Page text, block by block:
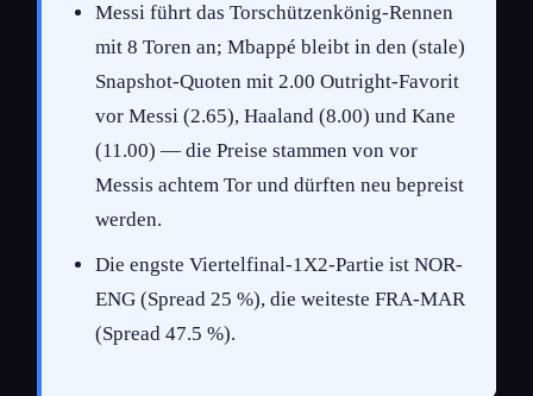
Messi führt das Torschützenkönig-Rennen
mit 8 Toren an; Mbappé bleibt in den (stale)
Snapshot-Quoten mit 2.00 Outright-Favorit
vor Messi (2.65), Haaland (8.00) und Kane
(11.00) — die Preise stammen von vor
Messis achtem Tor und dürften neu bepreist
werden.
Die engste Viertelfinal-1X2-Partie ist NOR-
ENG (Spread 25 %), die weiteste FRA-MAR
(Spread 47.5 %).